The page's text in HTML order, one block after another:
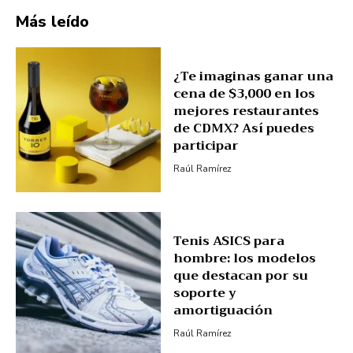
Más leído
¿Te imaginas ganar una
cena de $3,000 en los
mejores restaurantes
de CDMX? Así puedes
participar
Raúl Ramírez
Tenis ASICS para
hombre: los modelos
que destacan por su
soporte y
amortiguación
Raúl Ramírez